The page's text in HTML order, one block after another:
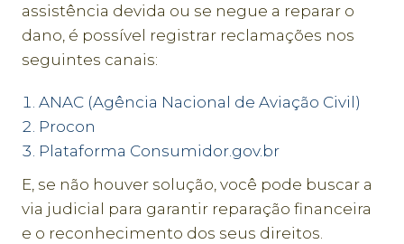
assistência devida ou se negue a reparar o
dano, é possível registrar reclamações nos
seguintes canais:
ANAC (Agência Nacional de Aviação Civil)
Procon
Plataforma Consumidor.gov.br
E, se não houver solução, você pode buscar a
via judicial para garantir reparação financeira
e o reconhecimento dos seus direitos.